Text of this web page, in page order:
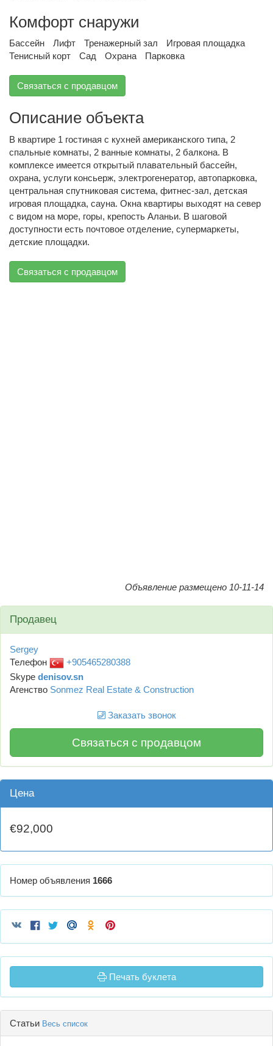
Комфорт снаружи
Бассейн Лифт Тренажерный зал
Игровая площадка
Тенисный корт
Сад Охрана Парковка
Связаться с продавцом
Описание объекта
В квартире 1 гостиная с кухней американского типа, 2
спальные комнаты, 2 ванные комнаты, 2 балкона. В
комплексе имеется открытый плавательный бассейн,
охрана, услуги консьерж, электрогенератор, автопарковка,
центральная спутниковая система, фитнес-зал, детская
игровая площадка, сауна. Окна квартиры выходят на север
с видом на море, горы, крепость Аланьи. В шаговой
доступности есть почтовое отделение, супермаркеты,
детские площадки.
Связаться с продавцом
Объявление размещено 10-11-14
Продавец
Sergey
Телефон
+905465280388
Skype denisov.sn
Агенство Sonmez Real Estate & Construction
Заказать звонок
Связаться с продавцом
Цена
€92,000
Номер объявления 1666
Печать буклета
Статьи Весь список